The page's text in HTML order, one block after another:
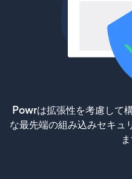
Powrは拡張性を考慮して
な最先端の組み込みセキュ